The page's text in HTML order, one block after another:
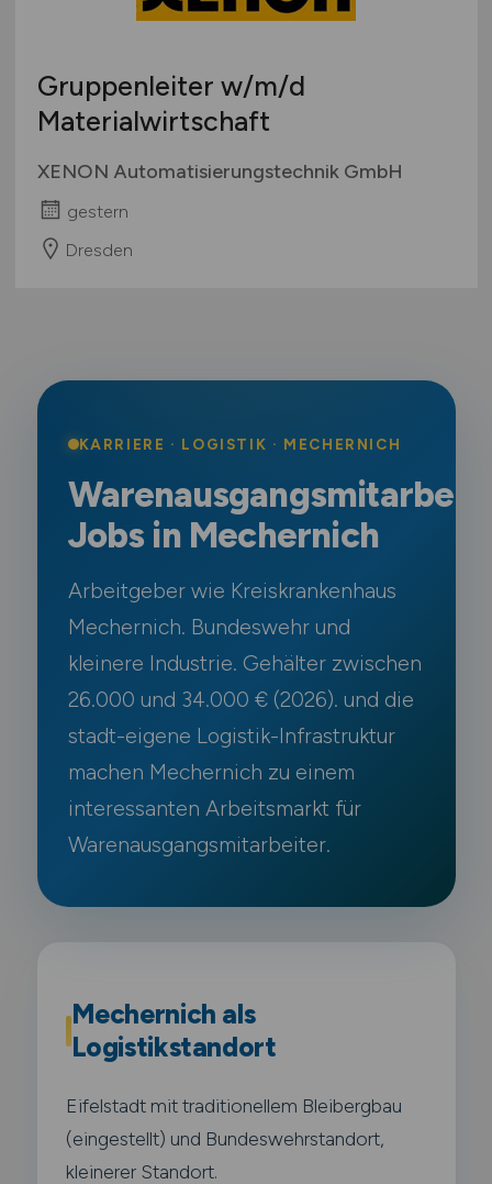
Gruppenleiter w/m/d
Materialwirtschaft
XENON Automatisierungstechnik GmbH
gestern
Dresden
KARRIERE · LOGISTIK · MECHERNICH
Jobs in Mechernich
Arbeitgeber wie Kreiskrankenhaus
Mechernich. Bundeswehr und
kleinere Industrie. Gehälter zwischen
26.000 und 34.000 € (2026). und die
stadt-eigene Logistik-Infrastruktur
machen Mechernich zu einem
interessanten Arbeitsmarkt für
Warenausgangsmitarbeiter.
Mechernich als
Logistikstandort
Eifelstadt mit traditionellem Bleibergbau
(eingestellt) und Bundeswehrstandort,
kleinerer Standort.